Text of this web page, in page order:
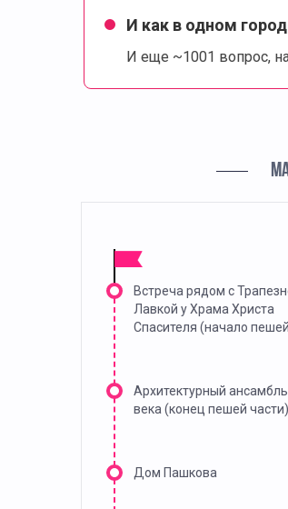
И как в одном
И еще ~1001 вопрос,
Встреча рядом с
Лавкой у Храма Христа
Спасителя (начало
Архитектурный ансамбль
века (конец пешей части)
Дом Пашкова